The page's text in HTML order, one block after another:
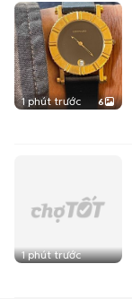
1 phút trước 6
1 phút trước